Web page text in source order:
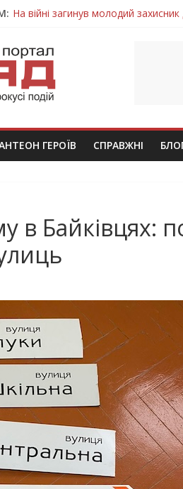
На війні загинув молодий
Захисник з Тернопільщини Петро
Тернопільщина в скорботі: на
Вважався зниклим безвісти, –
ГЕРОЇВ СПРАВЖНІ
в Байківцях: